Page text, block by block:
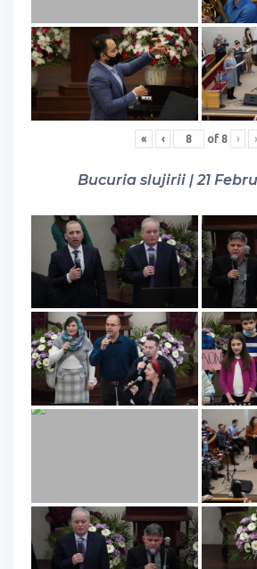
« ‹ of 8 ›
Bucuria slujirii | 21